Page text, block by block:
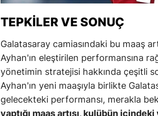
TEPKILER VE SONUÇ
Galatasaray camiasındaki bu maaş
Ayhan'ın eleştirilen performansına
yönetimin stratejisi hakkında çeşitli
Ayhan'ın yeni maaşıyla birlikte
gelecekteki performansı, merakla
yaptığı maaş artışı, kulübün